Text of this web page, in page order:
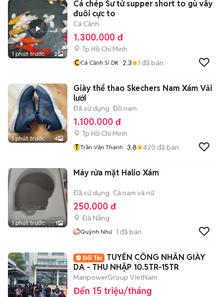
1 phút trước 2
Cá chép Sư tử supper short to gù vây
đuôi cực to
Cá Cảnh
1.300.000 đ
Tp Hồ Chí Minh
CCá Cảnh Sỉ DK 2.3 1 đã bán
1 phút trước 4
Giày thể thao Skechers Nam Xám Vải
lưới
Đã sử dụng Đồ nam
1.100.000 đ
Tp Hồ Chí Minh
T Trần Văn Thanh 3.8 420 đã bán
1 phút trước 1
Máy rửa mặt Halio Xám
Đã sử dụng Cả nam và nữ
250.000 đ
Đà Nẵng
Quỳnh Như 1 đã bán
TUYỂN CÔNG NHÂN GIÀY
DA - THU NHẬP 10.5TR-15TR
ManpowerGroup VietNam
Đến 15 triệu/tháng